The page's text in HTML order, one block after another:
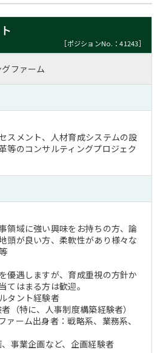
おわり
［ポジションNo.：41243］
ファーム
スメント、人材育成システムの設
等のコンサルティングプロジェク
領域に強い興味をお持ちの方、論
頭が良い方、柔軟性があり様々な
優遇しますが、育成重視の方針か
てはまる方は歓迎。
タント経験者
（特に、人事制度構築経験者）
ーム出身者：戦略系、業務系、
事業企画など、企画経験者